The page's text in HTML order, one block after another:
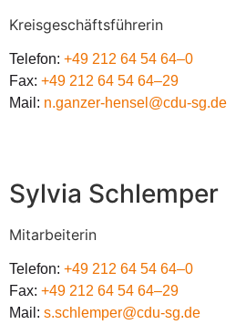
Kreis­ge­schäfts­füh­re­rin
Tele­fon: +49 212 64 54 64–0
Fax: +49 212 64 54 64–29
Mail: n.ganzer-hensel@cdu-sg.de
Syl­via Schlemper
Mit­ar­bei­te­rin
Tele­fon: +49 212 64 54 64–0
Fax: +49 212 64 54 64–29
Mail: s.schlemper@cdu-sg.de